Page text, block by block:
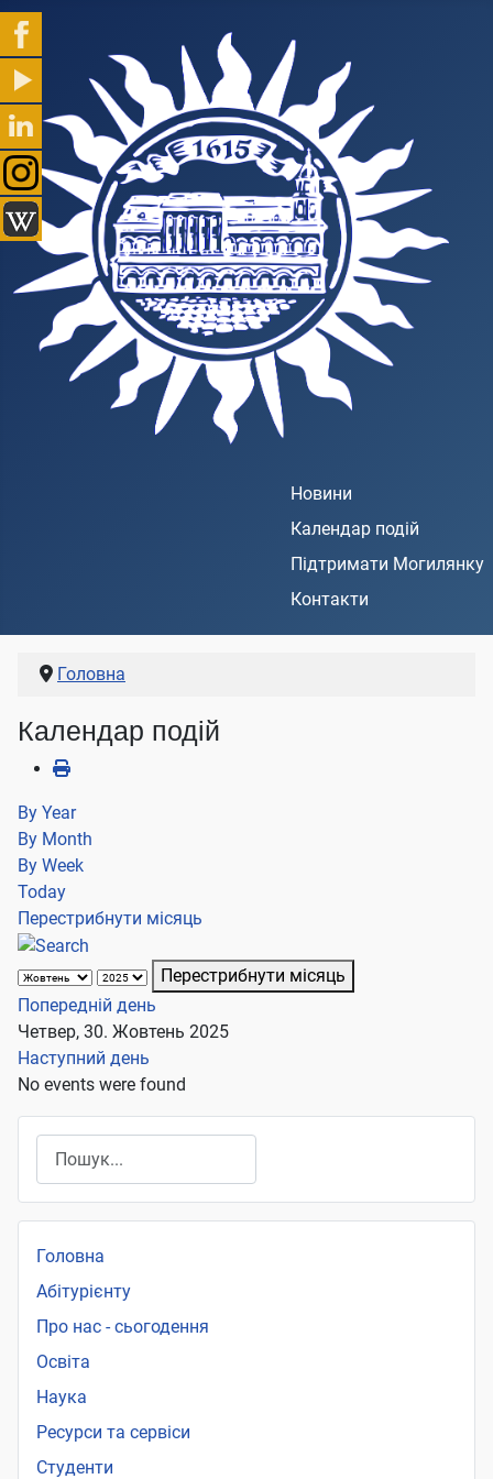
Новини
Календар подій
Підтримати Могилянку
Контакти
Головна
Календар подій
By Year
By Month
By Week
Today
Перестрибнути місяць
Перестрибнути місяць
Попередній день
Четвер, 30. Жовтень 2025
Наступний день
No events were found
Головна
Абітурієнту
Про нас - сьогодення
Освіта
Наука
Ресурси та сервіси
Студенти